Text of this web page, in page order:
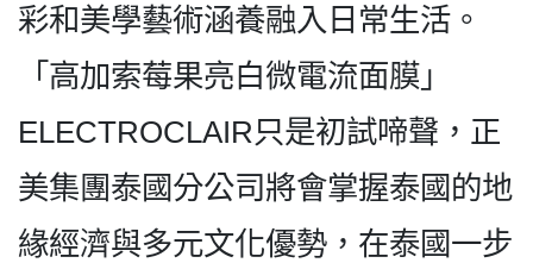
彩和美學藝術涵養融入日常生活。
「高加索莓果亮白微電流面膜」
ELECTROCLAIR只是初試啼聲，正
美集團泰國分公司將會掌握泰國的地
緣經濟與多元文化優勢，在泰國一步